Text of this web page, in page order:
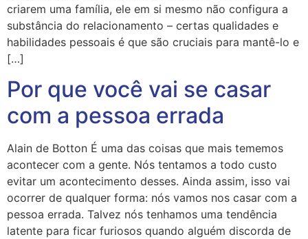
criarem uma família, ele em si mesmo não configura a
substância do relacionamento – certas qualidades e
habilidades pessoais é que são cruciais para mantê-lo e
[…]
Por que você vai se casar
com a pessoa errada
Alain de Botton É uma das coisas que mais tememos
acontecer com a gente. Nós tentamos a todo custo
evitar um acontecimento desses. Ainda assim, isso vai
ocorrer de qualquer forma: nós vamos nos casar com a
pessoa errada. Talvez nós tenhamos uma tendência
latente para ficar furiosos quando alguém discorda de